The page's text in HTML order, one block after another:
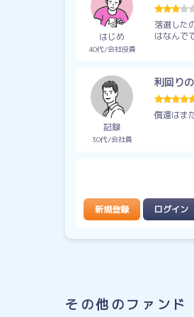
はじめ
40代 会社役員
落選した
はなんで
記録
30代 会社員
利回り
償還はま
新規登録 ログイン
その他のファンド